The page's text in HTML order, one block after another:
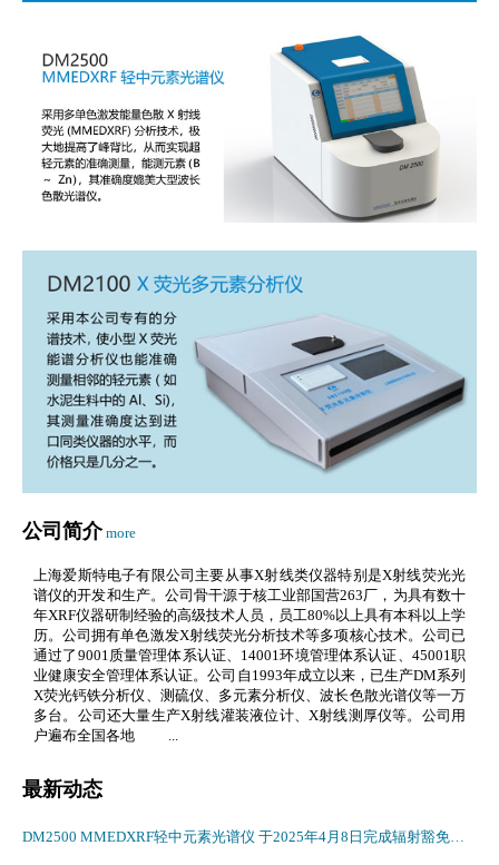
公司简介 more
上海爱斯特电子有限公司主要从事X射线类仪器特别是X射线荧光光
谱仪的开发和生产。公司骨干源于核工业部国营263厂，为具有数十
年XRF仪器研制经验的高级技术人员，员工80%以上具有本科以上学
历。公司拥有单色激发X射线荧光分析技术等多项核心技术。公司已
通过了9001质量管理体系认证、14001环境管理体系认证、45001职
业健康安全管理体系认证。公司自1993年成立以来，已生产DM系列
X荧光钙铁分析仪、测硫仪、多元素分析仪、波长色散光谱仪等一万
多台。公司还大量生产X射线灌装液位计、X射线测厚仪等。公司用
户遍布全国各地 ...
最新动态
DM2500 MMEDXRF轻中元素光谱仪 于2025年4月8日完成辐射豁免备案